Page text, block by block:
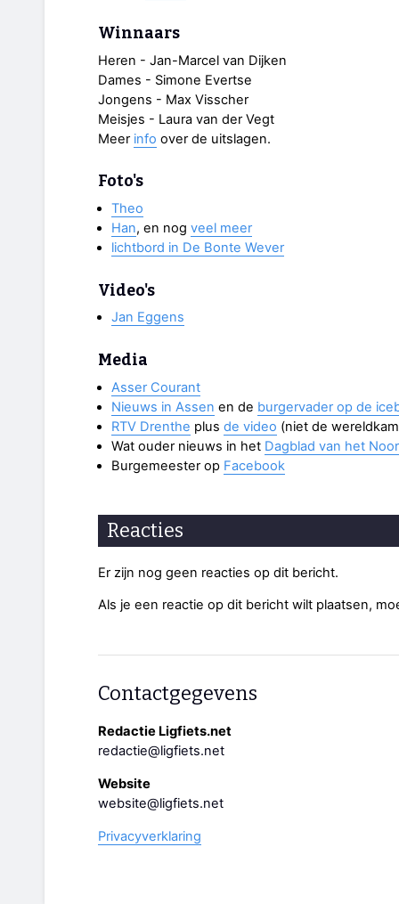
Winnaars
Heren - Jan-Marcel van Dijken
Dames - Simone Evertse
Jongens - Max Visscher
Meisjes - Laura van der Vegt
Meer info over de uitslagen.
Foto's
Theo
Han, en nog veel meer
lichtbord in De Bonte Wever
Video's
Jan Eggens
Media
Asser Courant
Nieuws in Assen en de burgervader op de
RTV Drenthe plus de video (niet de
Wat ouder nieuws in het Dagblad van het
Burgemeester op Facebook
Reacties
Er zijn nog geen reacties op dit bericht.
Als je een reactie op dit bericht wilt plaatsen,
Contactgegevens
Redactie Ligfiets.net
redactie@ligfiets.net
Website
website@ligfiets.net
Privacyverklaring